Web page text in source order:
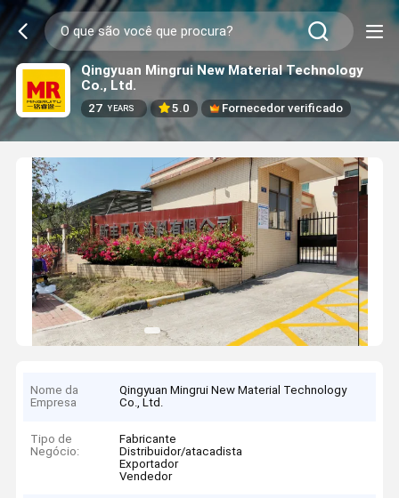
Qingyuan Mingrui New Material Technology
Co., Ltd.
27 YEARS 5.0 Fornecedor verificado
Nome da
Empresa
Qingyuan Mingrui New Material Technology
Co., Ltd.
Tipo de
Negócio:
Fabricante
Distribuidor/atacadista
Exportador
Vendedor